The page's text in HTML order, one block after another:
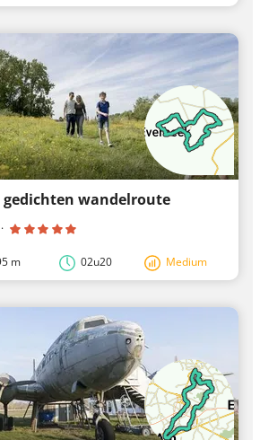
gedichten wandelroute
·
m 02u20 Medium